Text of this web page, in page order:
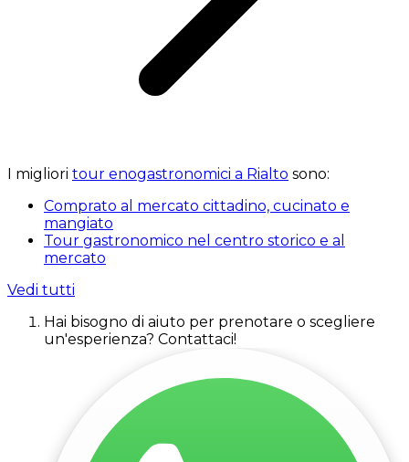
I migliori tour enogastronomici a Rialto sono:
Comprato al mercato cittadino, cucinato e
mangiato
Tour gastronomico nel centro storico e al
mercato
Vedi tutti
Hai bisogno di aiuto per prenotare o scegliere
un'esperienza? Contattaci!